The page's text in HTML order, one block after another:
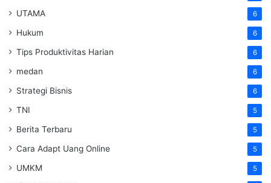
UTAMA 6
Hukum 6
Tips Produktivitas Harian 6
medan 6
Strategi Bisnis 6
TNI 5
Berita Terbaru 5
Cara Adapt Uang Online 5
UMKM 5